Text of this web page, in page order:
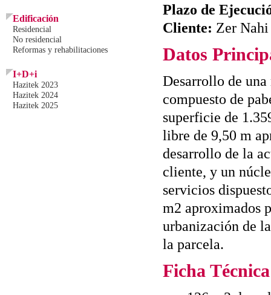
Edificación
Residencial
No residencial
Reformas y rehabilitaciones
I+D+i
Hazitek 2023
Hazitek 2024
Hazitek 2025
Plazo de
Cliente: Zer
Datos
Desarrollo de
compuesto de
superficie de
libre de 9,50 m
desarrollo de la
cliente, y un
servicios
m2 aproximados
urbanización de
la parcela.
Ficha Técnica